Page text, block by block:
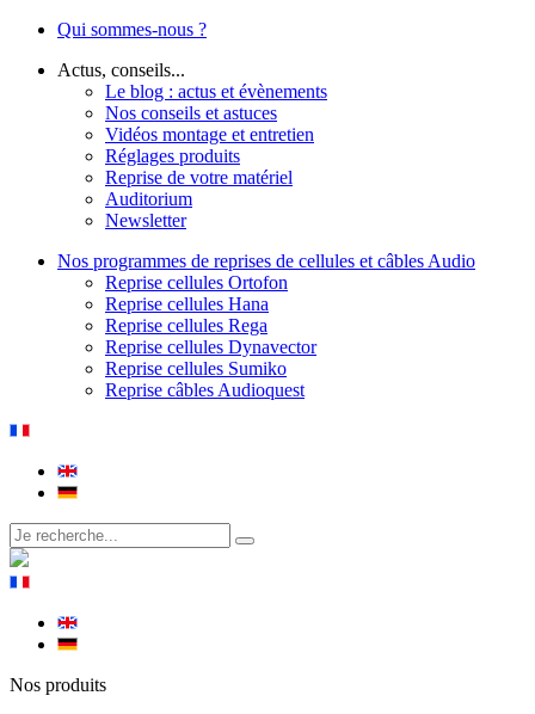
Qui sommes-nous ?
Actus, conseils...
Le blog : actus et évènements
Nos conseils et astuces
Vidéos montage et entretien
Réglages produits
Reprise de votre matériel
Auditorium
Newsletter
Nos programmes de reprises de cellules et câbles Audio
Reprise cellules Ortofon
Reprise cellules Hana
Reprise cellules Rega
Reprise cellules Dynavector
Reprise cellules Sumiko
Reprise câbles Audioquest
Nos produits